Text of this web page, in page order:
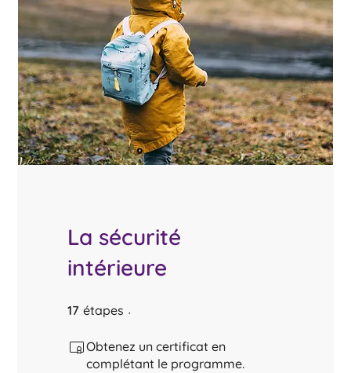
La sécurité
intérieure
17 étapes
Obtenez un certificat en
complétant le programme.